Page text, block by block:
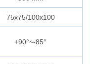
75x75/100x100
+90°~-85°